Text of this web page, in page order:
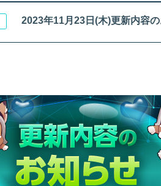
アップ
2023年11月23日(木)更新内容